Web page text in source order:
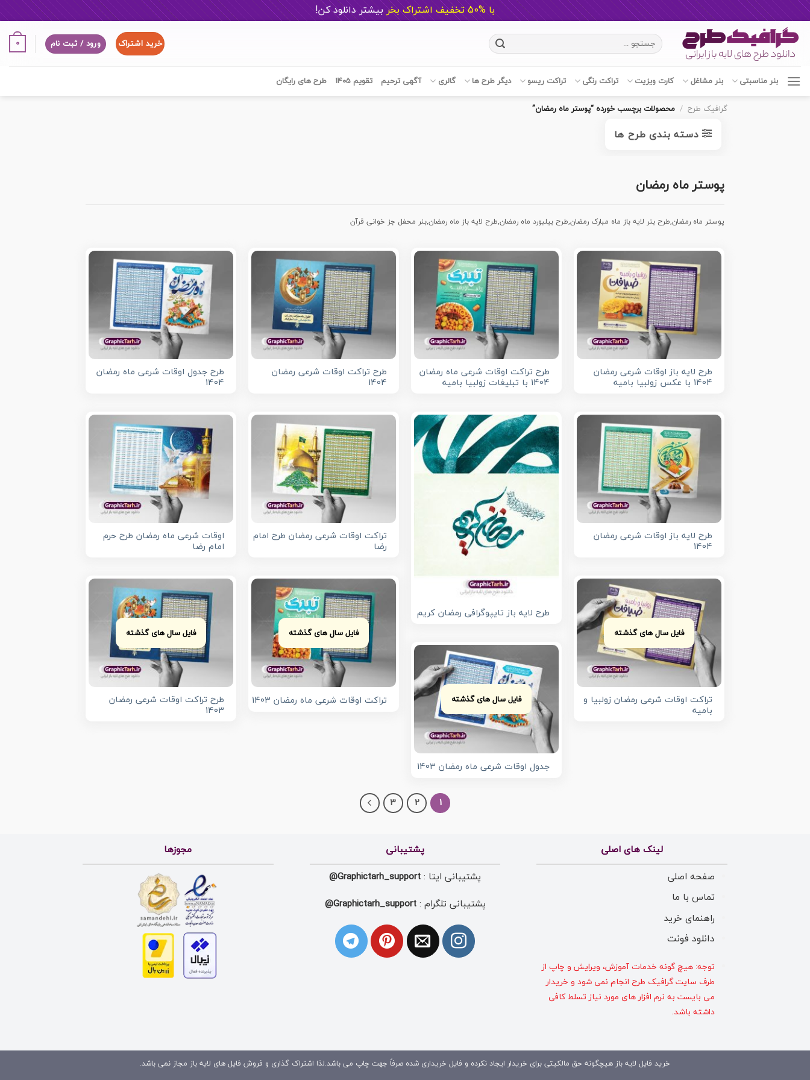
با %50 تخفیف اشتراک بخر بیشتر دانلود کن!
content
جستجو
برای:
خرید اشتراک ورود / ثبت نام 0
بنر مناسبتی بنر مشاغل کارت ویزیت تراکت رنگی تراکت ریسو دیگر طرح ها گالری آگهی ترحیم تقویم 1405 طرح های رایگان
گرافیک طرح / محصولات برچسب خورده “پوستر ماه رمضان”
دسته بندی طرح ها
پوستر ماه رمضان
پوستر ماه رمضان,طرح بنر لایه باز ماه مبارک رمضان,طرح بیلبورد ماه رمضان,طرح لایه باز ماه رمضان,بنر محفل جز خوانی قرآن
طرح لایه باز اوقات شرعی رمضان
1404 با عکس زولبیا بامیه
طرح تراکت اوقات شرعی ماه رمضان
1404 با تبلیغات زولبیا بامیه
طرح تراکت اوقات شرعی رمضان
1404
طرح جدول اوقات شرعی ماه رمضان
1404
طرح لایه باز اوقات شرعی رمضان
1404
طرح لایه باز تایپوگرافی رمضان کریم
تراکت اوقات شرعی رمضان طرح امام
رضا
اوقات شرعی ماه رمضان طرح حرم
امام رضا
فایل سال های گذشته
تراکت اوقات شرعی رمضان زولبیا و
بامیه
فایل سال های گذشته
تراکت اوقات شرعی ماه رمضان 1403
فایل سال های گذشته
طرح تراکت اوقات شرعی رمضان
1403
فایل سال های گذشته
جدول اوقات شرعی ماه رمضان 1403
1
2
3
لینک های اصلی
صفحه اصلی
تماس با ما
راهنمای خرید
دانلود فونت
توجه: هیچ گونه خدمات آموزش، ویرایش و چاپ از
طرف سایت گرافیک طرح انجام نمی شود و خریدار
می بایست به نرم افزار های مورد نیاز تسلط کافی
داشته باشد.
پشتیبانی
پشتیبانی ایتا : Graphictarh_support@
پشتیبانی تلگرام :Graphictarh_support@
مجوزها
خرید فایل لایه باز هیچگونه حق مالکیتی برای خریدار ایجاد نکرده و فایل خریداری شده صرفاً جهت چاپ می باشد.لذا اشتراک گذاری و فروش فایل های لایه باز مجاز نمی باشد.